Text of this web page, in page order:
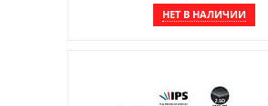
НЕТ В НАЛИЧИИ